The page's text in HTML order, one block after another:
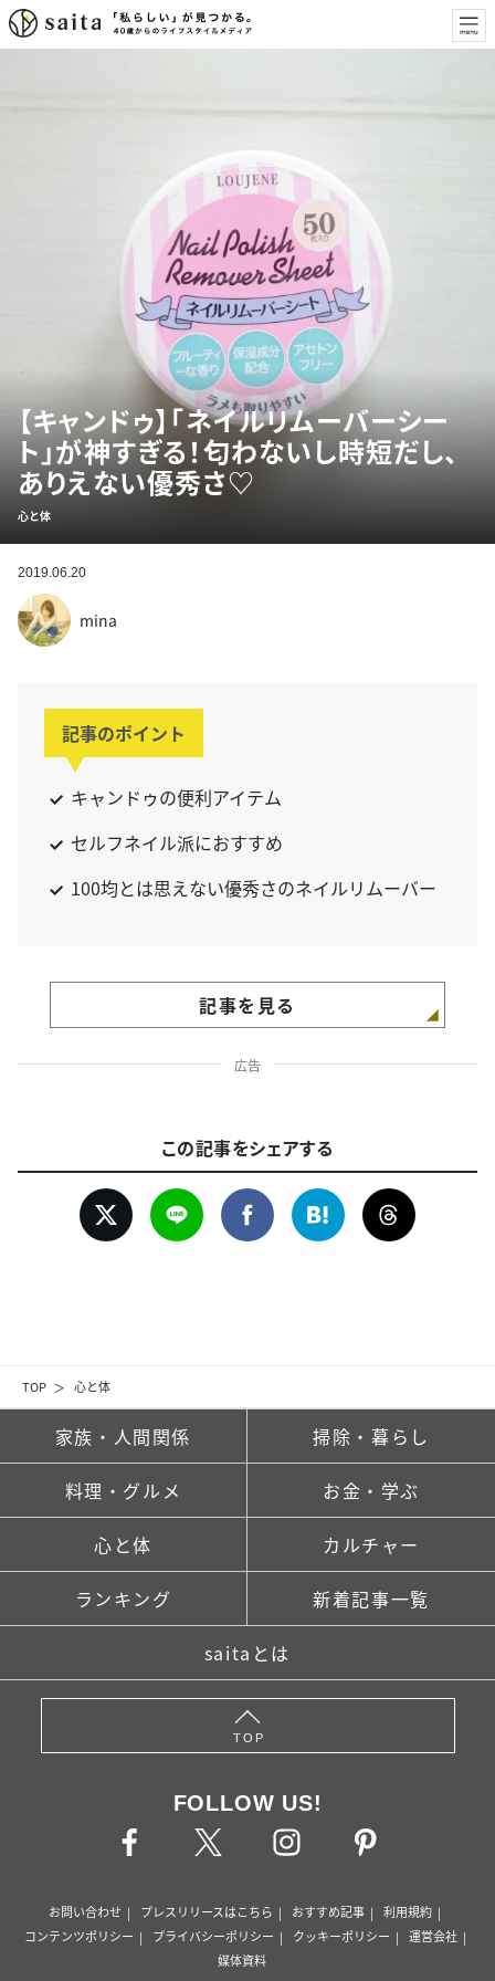
TOP 心と体
【キャンドゥ】「ネイルリムーバーシー
ト」が神すぎる！匂わないし時短だし、
ありえない優秀さ♡
心と体
2019.06.20
mina
記事のポイント
キャンドゥの便利アイテム
セルフネイル派におすすめ
100均とは思えない優秀さのネイルリムーバー
記事を見る
広告
この記事をシェアする
家族・人間関係 掃除・暮らし
料理・グルメ お金・学ぶ
心と体 カルチャー
ランキング 新着記事一覧
saitaとは
TOP
FOLLOW US!
お問い合わせ プレスリリースはこちら おすすめ記事
利用規約
コンテンツポリシー
プライバシーポリシー クッキーポリシー
運営会社
媒体資料